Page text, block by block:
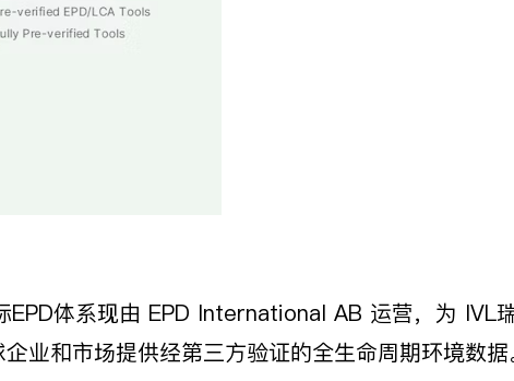
EPD体系现由 EPD International AB 运营，为 IVL
和市场提供经第三方验证的全生命周期环境数据